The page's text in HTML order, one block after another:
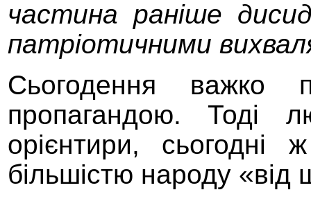
частина раніше
патріотичними
Сьогодення важко
пропагандою. Тоді
орієнтири, сьогодні ж
більшістю народу «від